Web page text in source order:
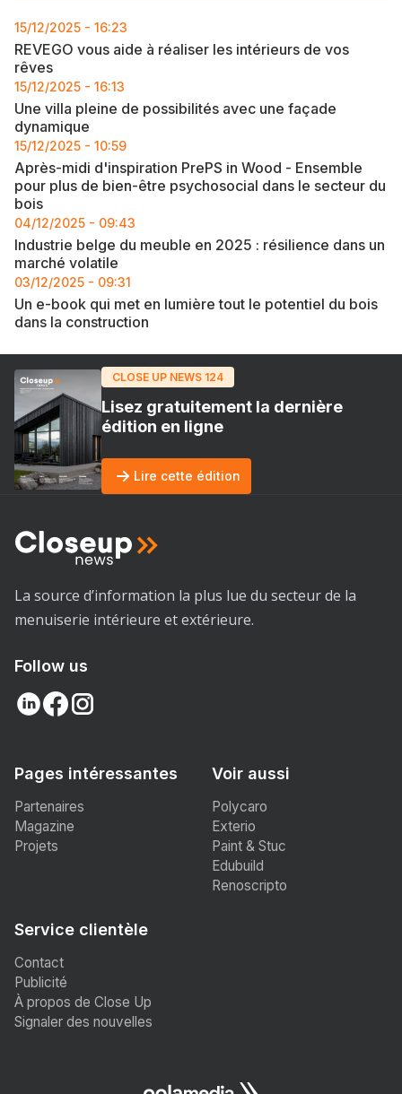
15/12/2025 - 16:23
REVEGO vous aide à réaliser les intérieurs de vos
rêves
15/12/2025 - 16:13
Une villa pleine de possibilités avec une façade
dynamique
15/12/2025 - 10:59
Après-midi d'inspiration PrePS in Wood - Ensemble
pour plus de bien-être psychosocial dans le secteur du
bois
04/12/2025 - 09:43
Industrie belge du meuble en 2025 : résilience dans un
marché volatile
03/12/2025 - 09:31
Un e-book qui met en lumière tout le potentiel du bois
dans la construction
CLOSE UP NEWS 124
Lisez gratuitement la dernière
édition en ligne
Lire cette édition
La source d’information la plus lue du secteur de la
menuiserie intérieure et extérieure.
Follow us
Pages intéressantes
Partenaires
Magazine
Projets
Voir aussi
Polycaro
Exterio
Paint & Stuc
Edubuild
Renoscripto
Service clientèle
Contact
Publicité
À propos de Close Up
Signaler des nouvelles